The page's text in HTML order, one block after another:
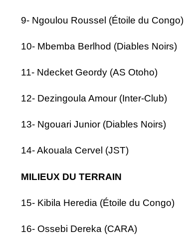
9- Ngoulou Roussel (Étoile du Congo)
10- Mbemba Berlhod (Diables Noirs)
11- Ndecket Geordy (AS Otoho)
12- Dezingoula Amour (Inter-Club)
13- Ngouari Junior (Diables Noirs)
14- Akouala Cervel (JST)
MILIEUX DU TERRAIN
15- Kibila Heredia (Étoile du Congo)
16- Ossebi Dereka (CARA)